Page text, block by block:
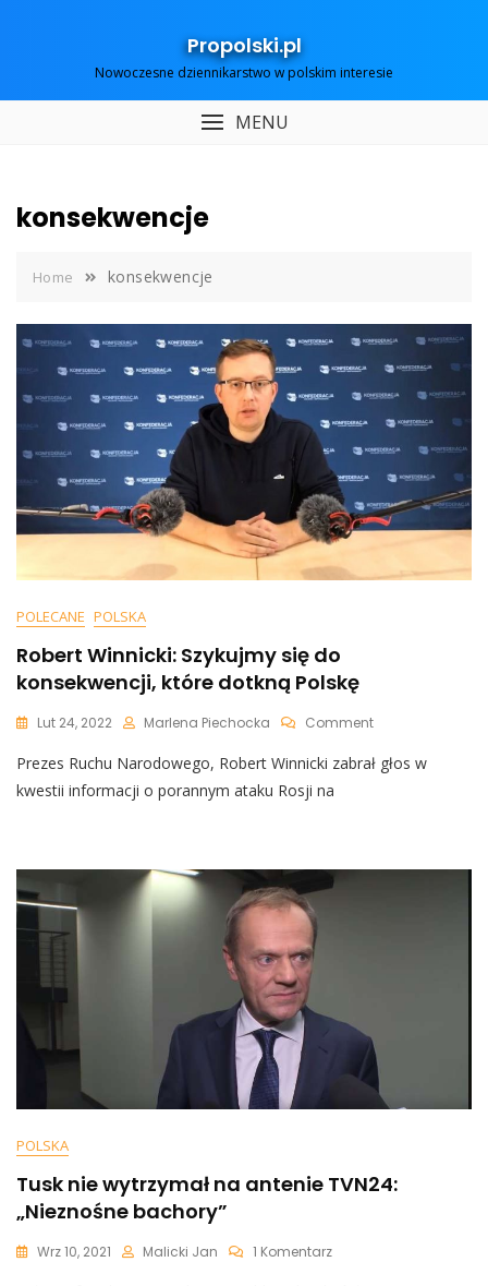
Propolski.pl
Nowoczesne dziennikarstwo w polskim interesie
MENU
konsekwencje
Home konsekwencje
POLECANE POLSKA
Robert Winnicki: Szykujmy się do
konsekwencji, które dotkną Polskę
Lut 24, 2022 Marlena Piechocka CommentOn
Winnicki:
Które
Prezes Ruchu Narodowego, Robert Winnicki zabrał głos w
kwestii informacji o porannym ataku Rosji na
POLSKA
Tusk nie wytrzymał na antenie TVN24:
„Nieznośne bachory”
Wrz 10, 2021 Malicki Jan 1 KomentarzDo